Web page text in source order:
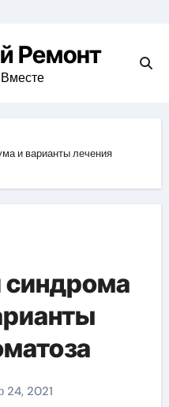
Ремонт
и варианты лечения
синдрома
24, 2021